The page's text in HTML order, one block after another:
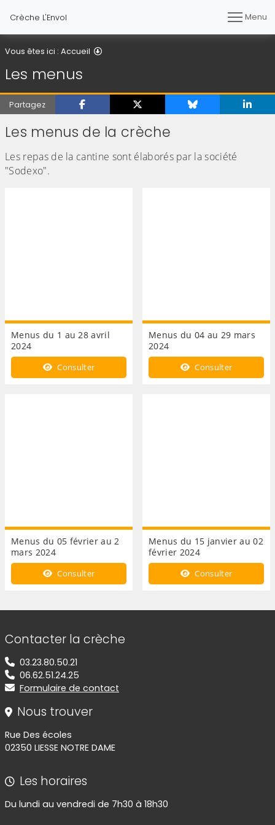
Crèche L'Envol Menu
Vous êtes ici : Accueil
Les menus
Partagez
Les menus de la crèche
Les repas de la cantine sont élaborés par la société
"Sodexo".
Menus du 1 au 28 avril
2024
Consulter
Menus du 04 au 29 mars
2024
Consulter
Menus du 05 février au 2
mars 2024
Consulter
Menus du 15 janvier au 02
février 2024
Consulter
Informations de contact
Contacter la crèche
03.23.80.50.21
06.62.51.24.25
Formulaire de contact
Nous trouver
Rue Des écoles
02350 LIESSE NOTRE DAME
Les horaires
Du lundi au vendredi de 7h30 à 18h30